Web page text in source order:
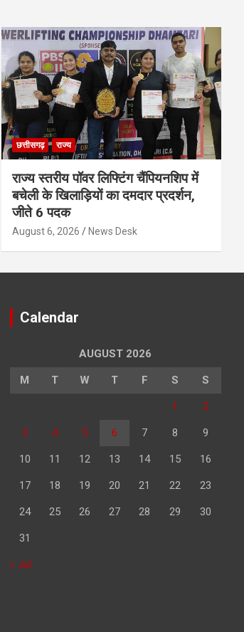
छत्तीसगढ़ राज्य
राज्य स्तरीय पॉवर लिफ्टिंग चैंपियनशिप में
बचेली के खिलाड़ियों का दमदार प्रदर्शन,
जीते 6 पदक
August 6, 2026 News Desk
Calendar
AUGUST 2026
M T W T F S S
1 2
3 4 5 6 7 8 9
10 11 12 13 14 15 16
17 18 19 20 21 22 23
24 25 26 27 28 29 30
31
« Jul